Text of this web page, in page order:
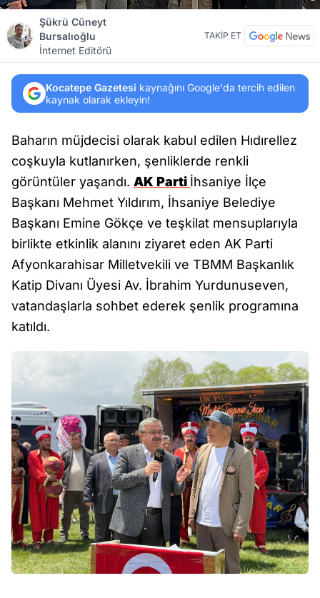
Şükrü Cüneyt
Bursalıoğlu
İnternet Editörü
TAKİP ET
Kocatepe Gazetesi kaynağını Google'da tercih edilen
kaynak olarak ekleyin!
Baharın müjdecisi olarak kabul edilen Hıdırellez
coşkuyla kutlanırken, şenliklerde renkli
görüntüler yaşandı. AK Parti İhsaniye İlçe
Başkanı Mehmet Yıldırım, İhsaniye Belediye
Başkanı Emine Gökçe ve teşkilat mensuplarıyla
birlikte etkinlik alanını ziyaret eden AK Parti
Afyonkarahisar Milletvekili ve TBMM Başkanlık
Katip Divanı Üyesi Av. İbrahim Yurdunuseven,
vatandaşlarla sohbet ederek şenlik programına
katıldı.